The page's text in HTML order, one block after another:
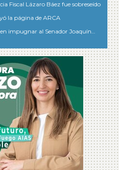
Fiscal Lázaro Báez fue sobreseído
la página de ARCA
impugnar al Senador Joaquín…